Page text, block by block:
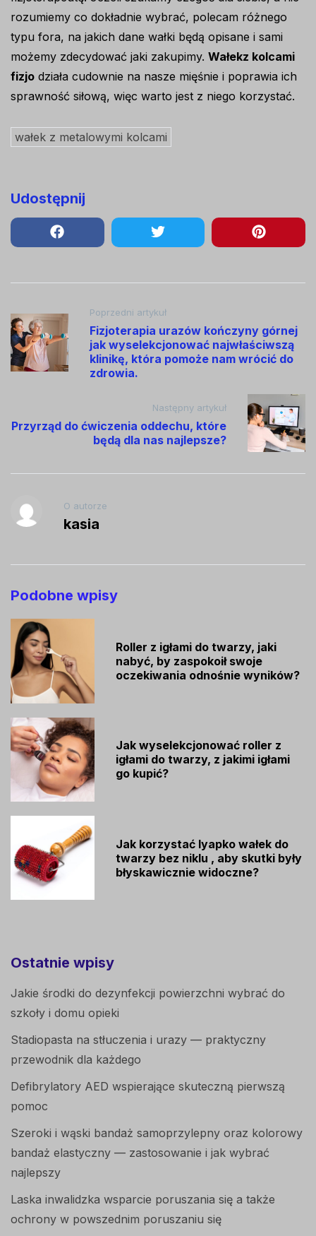
rozumiemy co dokładnie wybrać, polecam różnego
typu fora, na jakich dane wałki będą opisane i sami
możemy zdecydować jaki zakupimy. Wałekz kolcami
fizjo działa cudownie na nasze mięśnie i poprawia ich
sprawność siłową, więc warto jest z niego korzystać.
wałek z metalowymi kolcami
Udostępnij
Nawigacja
wpisu
Poprzedni artykuł
Fizjoterapia urazów kończyny górnej
jak wyselekcjonować najwłaściwszą
klinikę, która pomoże nam wrócić do
zdrowia.
Następny artykuł
Przyrząd do ćwiczenia oddechu, które
będą dla nas najlepsze?
O autorze
kasia
Podobne wpisy
Roller z igłami do twarzy, jaki
nabyć, by zaspokoił swoje
oczekiwania odnośnie wyników?
Jak wyselekcjonować roller z
igłami do twarzy, z jakimi igłami
go kupić?
Jak korzystać lyapko wałek do
twarzy bez niklu , aby skutki były
błyskawicznie widoczne?
Ostatnie wpisy
Jakie środki do dezynfekcji powierzchni wybrać do
szkoły i domu opieki
Stadiopasta na stłuczenia i urazy — praktyczny
przewodnik dla każdego
Defibrylatory AED wspierające skuteczną pierwszą
pomoc
Szeroki i wąski bandaż samoprzylepny oraz kolorowy
bandaż elastyczny — zastosowanie i jak wybrać
najlepszy
Laska inwalidzka wsparcie poruszania się a także
ochrony w powszednim poruszaniu się